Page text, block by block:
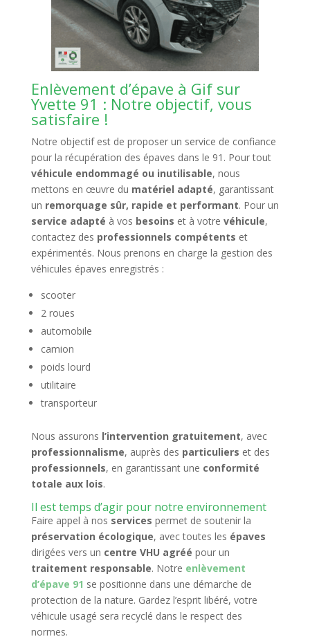
Enlèvement d’épave à Gif sur
Yvette 91 : Notre objectif, vous
satisfaire !
Notre objectif est de proposer un service de confiance
pour la récupération des épaves dans le 91. Pour tout
véhicule endommagé ou inutilisable, nous
mettons en œuvre du matériel adapté, garantissant
un remorquage sûr, rapide et performant. Pour un
service adapté à vos besoins et à votre véhicule,
contactez des professionnels compétents et
expérimentés. Nous prenons en charge la gestion des
véhicules épaves enregistrés :
scooter
2 roues
automobile
camion
poids lourd
utilitaire
transporteur
Nous assurons l’intervention gratuitement, avec
professionnalisme, auprès des particuliers et des
professionnels, en garantissant une conformité
totale aux lois.
Il est temps d’agir pour notre environnement
Faire appel à nos services permet de soutenir la
préservation écologique, avec toutes les épaves
dirigées vers un centre VHU agréé pour un
traitement responsable. Notre enlèvement
d’épave 91 se positionne dans une démarche de
protection de la nature. Gardez l’esprit libéré, votre
véhicule usagé sera recyclé dans le respect des
normes.